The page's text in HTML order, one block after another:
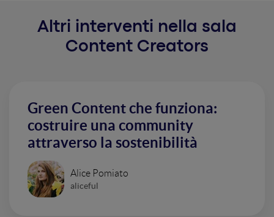
Altri interventi nella sala
Content Creators
Green Content che funziona:
costruire una community
attraverso la sostenibilità
Alice Pomiato
aliceful